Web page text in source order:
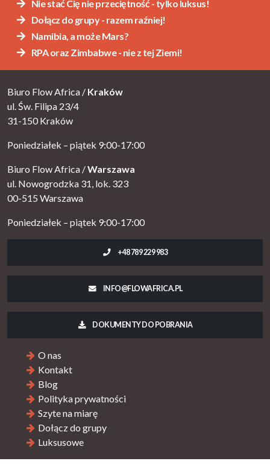
Nie stać Cię nie przeciętność - tylko luksus!
Dołącz do grupy - razem raźniej!
Namibia, a może Mars?
RPA oraz Zimbabwe - nie z tej Ziemi!
Biuro Flow Africa / Kraków
ul. Św. Filipa 23/4
31-150 Kraków
Poniedziałek – piątek 9:00-17:00
Biuro Flow Africa /Warszawa
ul. Nowogrodzka 31, lok. 323
00-515 Warszawa
Poniedziałek – piątek 9:00-17:00
+48 789 229 983
INFO@FLOWAFRICA.PL
DOKUMENTY DO POBRANIA
O nas
Kontakt
Blog
Polityka prywatności
Szyte na miarę
Dołącz do grupy
Luksusowe